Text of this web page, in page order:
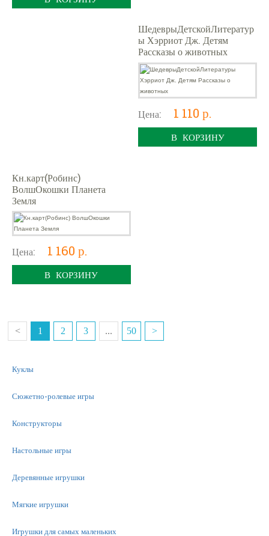
ШедеврыДетскойЛитератур
ы Хэрриот Дж. Детям
Рассказы о животных
Цена: 1 110 р.
В КОРЗИНУ
Кн.карт(Робинс)
ВолшОкошки Планета
Земля
Цена: 1 160 р.
В КОРЗИНУ
< 1 2 3 ... 50 >
Куклы
Сюжетно-ролевые игры
Конструкторы
Настольные игры
Деревянные игрушки
Мягкие игрушки
Игрушки для самых маленьких